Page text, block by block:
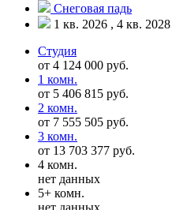
Снеговая падь
1 кв. 2026 , 4 кв. 2028
Студия
от 4 124 000 руб.
1 комн.
от 5 406 815 руб.
2 комн.
от 7 555 505 руб.
3 комн.
от 13 703 377 руб.
4 комн.
нет данных
5+ комн.
нет данных